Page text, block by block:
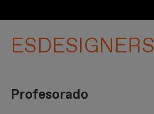
ESDESIGNERS
Profesorado